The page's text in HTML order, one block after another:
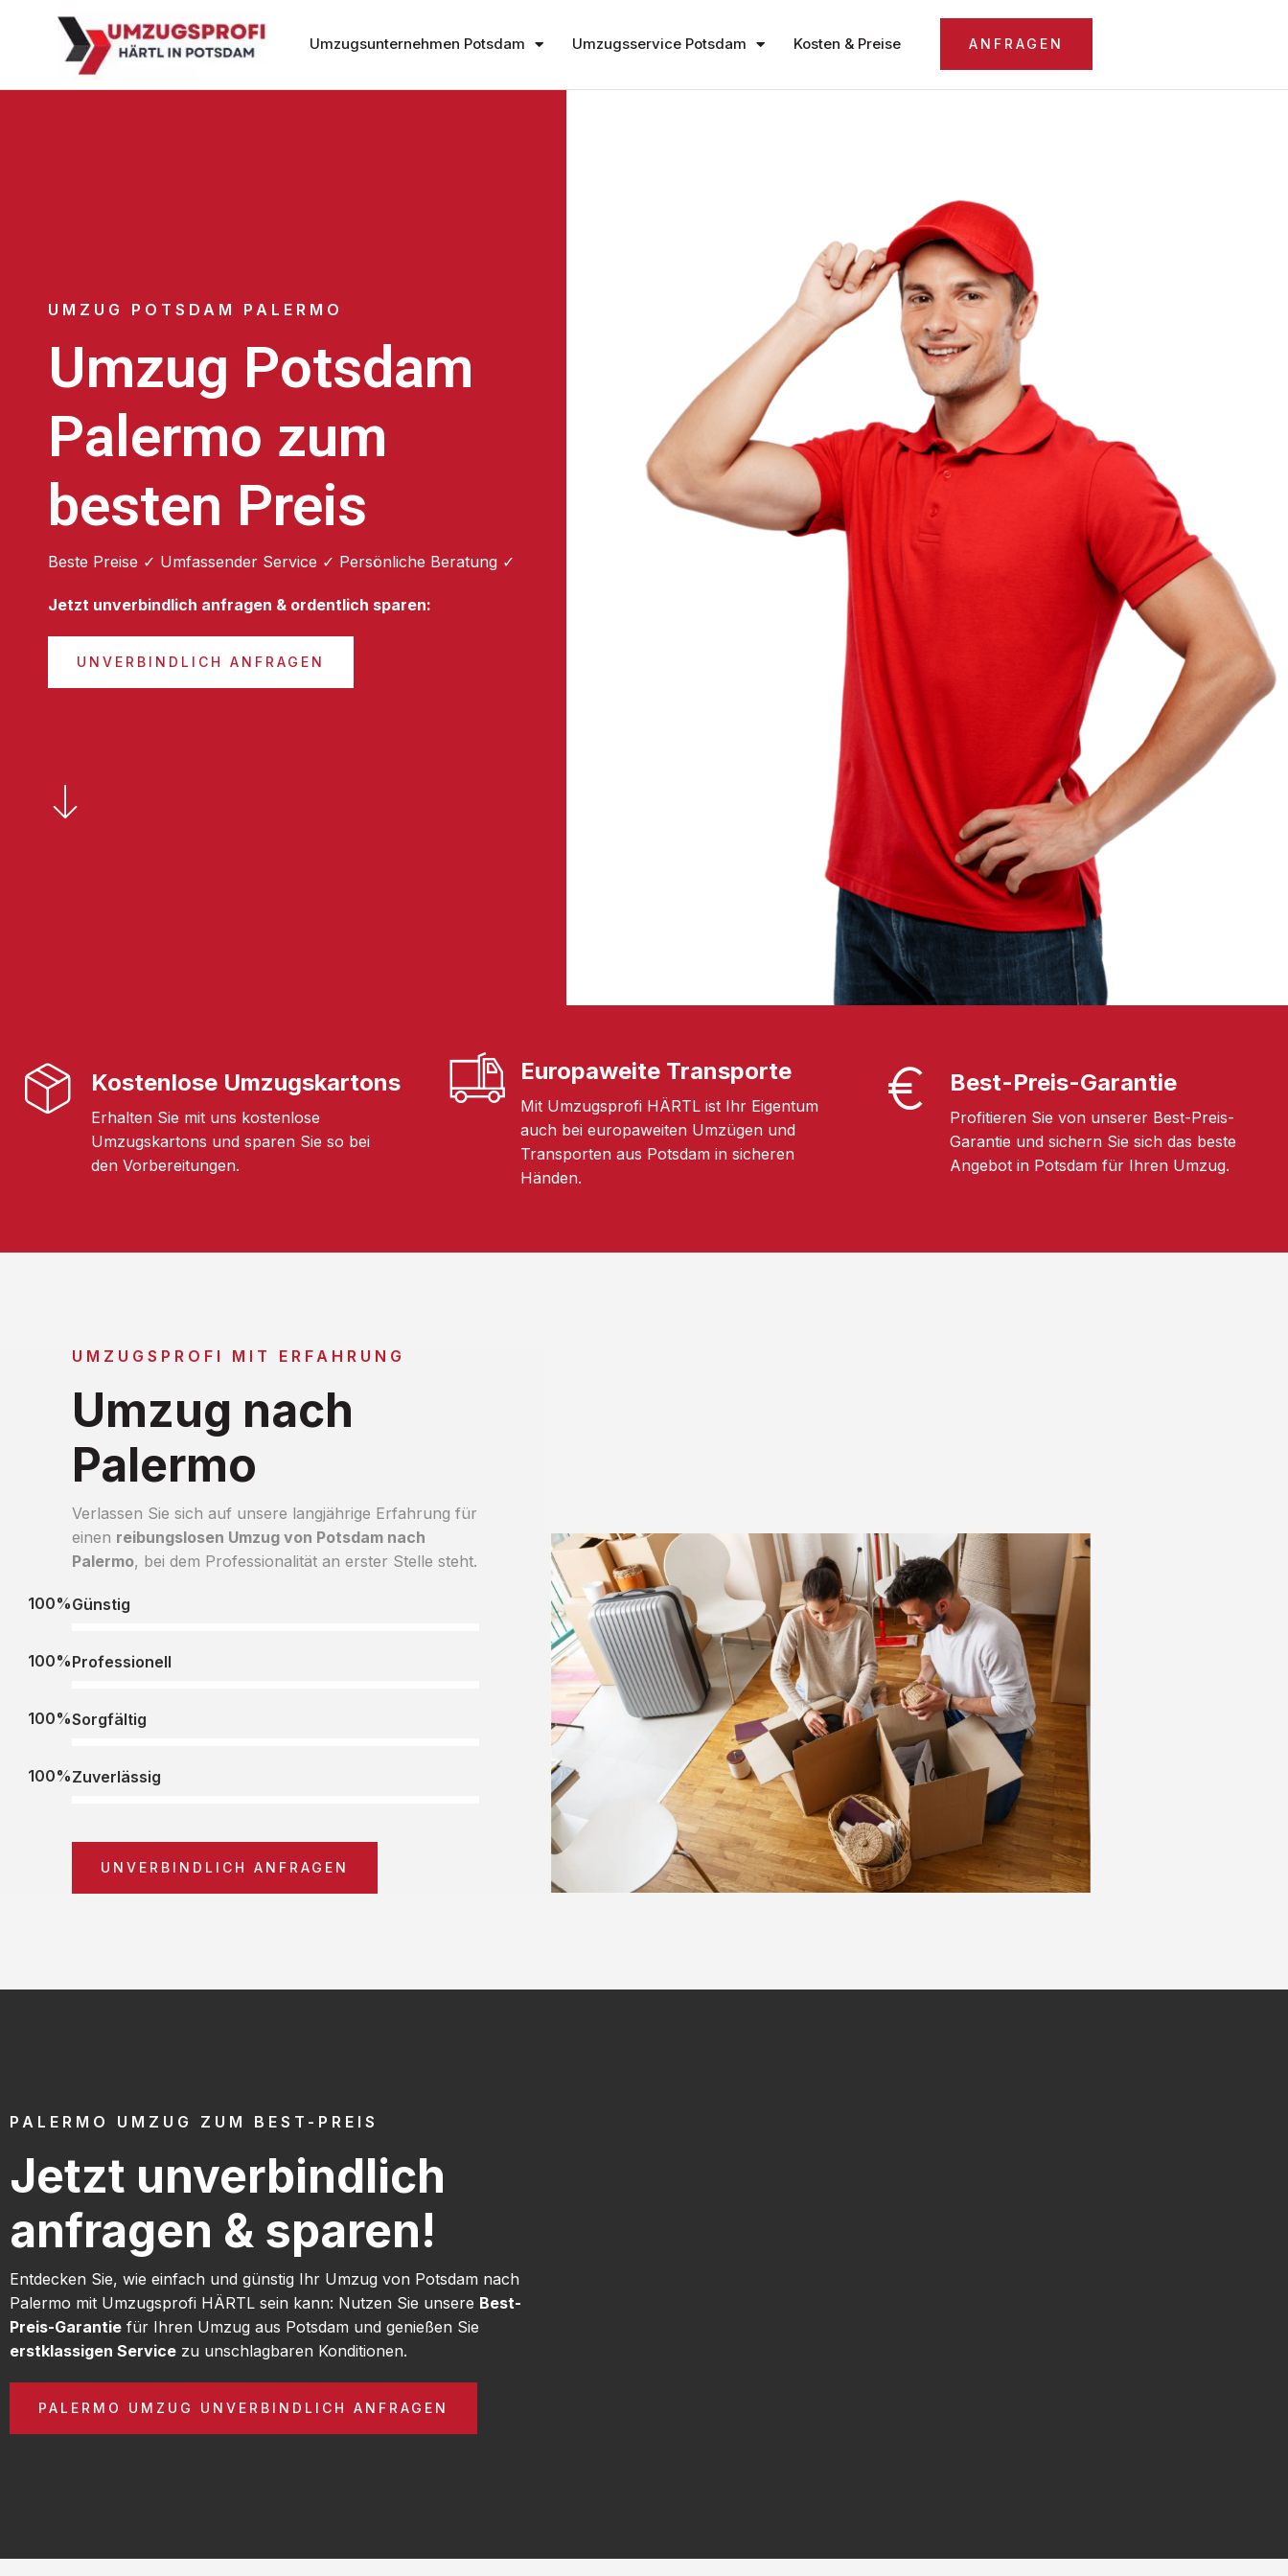
Umzugsunternehmen Potsdam Umzugsservice Potsdam Kosten & Preise ANFRAGEN
UMZUG POTSDAM PALERMO
Umzug Potsdam
Palermo zum
besten Preis
Beste Preise ✓ Umfassender Service ✓ Persönliche Beratung ✓
Jetzt unverbindlich anfragen & ordentlich sparen:
UNVERBINDLICH ANFRAGEN
Kostenlose Umzugskartons
Erhalten Sie mit uns kostenlose
Umzugskartons und sparen Sie so bei
den Vorbereitungen.
Europaweite Transporte
Mit Umzugsprofi HÄRTL ist Ihr Eigentum
auch bei europaweiten Umzügen und
Transporten aus Potsdam in sicheren
Händen.
Best-Preis-Garantie
Profitieren Sie von unserer Best-Preis-
Garantie und sichern Sie sich das beste
Angebot in Potsdam für Ihren Umzug.
UMZUGSPROFI MIT ERFAHRUNG
Umzug nach
Palermo
Verlassen Sie sich auf unsere langjährige Erfahrung für
einen reibungslosen Umzug von Potsdam nach
Palermo, bei dem Professionalität an erster Stelle steht.
Günstig
100%
Professionell
100%
Sorgfältig
100%
Zuverlässig
100%
UNVERBINDLICH ANFRAGEN
PALERMO UMZUG ZUM BEST-PREIS
Jetzt unverbindlich
anfragen & sparen!
Entdecken Sie, wie einfach und günstig Ihr Umzug von Potsdam nach
Palermo mit Umzugsprofi HÄRTL sein kann: Nutzen Sie unsere Best-
Preis-Garantie für Ihren Umzug aus Potsdam und genießen Sie
erstklassigen Service zu unschlagbaren Konditionen.
PALERMO UMZUG UNVERBINDLICH ANFRAGEN